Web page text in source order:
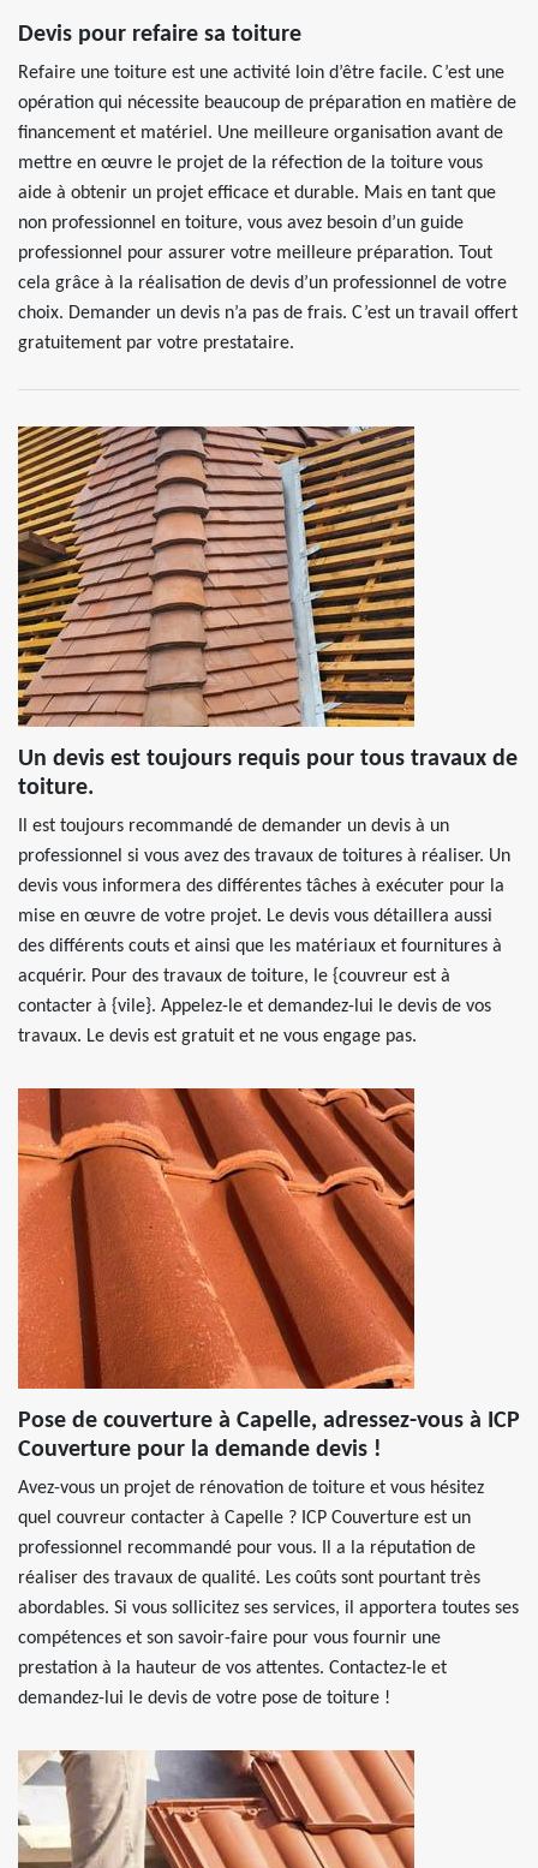
Devis pour refaire sa toiture
Refaire une toiture est une activité loin d’être facile. C’est une
opération qui nécessite beaucoup de préparation en matière de
financement et matériel. Une meilleure organisation avant de
mettre en œuvre le projet de la réfection de la toiture vous
aide à obtenir un projet efficace et durable. Mais en tant que
non professionnel en toiture, vous avez besoin d’un guide
professionnel pour assurer votre meilleure préparation. Tout
cela grâce à la réalisation de devis d’un professionnel de votre
choix. Demander un devis n’a pas de frais. C’est un travail offert
gratuitement par votre prestataire.
Un devis est toujours requis pour tous travaux de
toiture.
Il est toujours recommandé de demander un devis à un
professionnel si vous avez des travaux de toitures à réaliser. Un
devis vous informera des différentes tâches à exécuter pour la
mise en œuvre de votre projet. Le devis vous détaillera aussi
des différents couts et ainsi que les matériaux et fournitures à
acquérir. Pour des travaux de toiture, le {couvreur est à
contacter à {vile}. Appelez-le et demandez-lui le devis de vos
travaux. Le devis est gratuit et ne vous engage pas.
Pose de couverture à Capelle, adressez-vous à ICP
Couverture pour la demande devis !
Avez-vous un projet de rénovation de toiture et vous hésitez
quel couvreur contacter à Capelle ? ICP Couverture est un
professionnel recommandé pour vous. Il a la réputation de
réaliser des travaux de qualité. Les coûts sont pourtant très
abordables. Si vous sollicitez ses services, il apportera toutes ses
compétences et son savoir-faire pour vous fournir une
prestation à la hauteur de vos attentes. Contactez-le et
demandez-lui le devis de votre pose de toiture !